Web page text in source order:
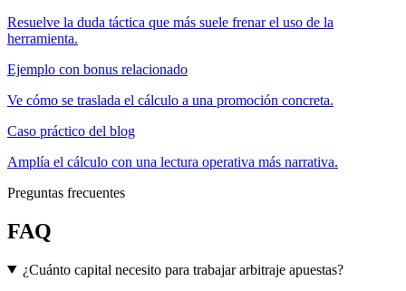
Resuelve la duda táctica que más suele frenar el uso de la
herramienta.
Ejemplo con bonus relacionado
Ve cómo se traslada el cálculo a una promoción concreta.
Caso práctico del blog
Amplía el cálculo con una lectura operativa más narrativa.
Preguntas frecuentes
FAQ
¿Cuánto capital necesito para trabajar arbitraje apuestas?